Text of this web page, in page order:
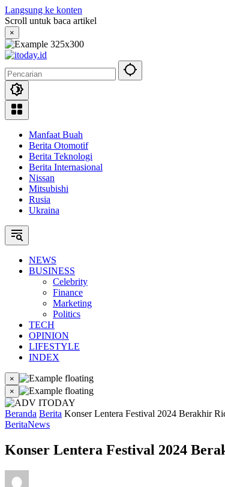
Langsung ke konten
Scroll untuk baca artikel
×
Manfaat Buah
Berita Otomotif
Berita Teknologi
Berita Internasional
Nissan
Mitsubishi
Rusia
Ukraina
NEWS
BUSINESS
Celebrity
Finance
Marketing
Politics
TECH
OPINION
LIFESTYLE
INDEX
×
×
Beranda Berita Konser Lentera Festival 2024 Berakhir
BeritaNews
Konser Lentera Festival 2024